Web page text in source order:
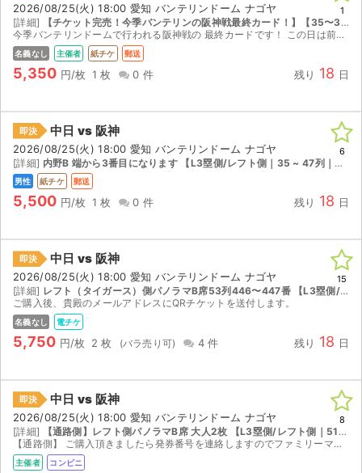
2026/08/25(火) 18:00 愛知 バンテリンドーム ナゴヤ
[詳細]
【チケット完売！今季バンテリンの阪神戦最終カード！】【35〜39列361〜363or372〜374】 【R1塁側/ライト側｜35 ~ 47列｜座席番号361 ~ 380】
今季バンテリンドームで行われる阪神戦の 最終カードです！ この日は前売りでチケットが完売しています。 ブロック前から5列以内！ 通路席から3席以内で移動も楽ちん！ どちらも応援できるので阪神ファ...
名義なし 主催者 紙チケ 郵送
5,350 円/枚 1 枚 0 件 残り 18 日
1
即決 中日 vs 阪神
2026/08/25(火) 18:00 愛知 バンテリンドーム ナゴヤ
[詳細] 内野B 端から3番目になります 【L3塁側/レフト側｜35 ~ 47列｜座席番号281 ~ 300】
男性 紙チケ 郵送
5,500 円/枚 1 枚 0 件 残り 18 日
6
即決 中日 vs 阪神
2026/08/25(火) 18:00 愛知 バンテリンドーム ナゴヤ
[詳細] レフト（タイガース）側パノラマB席53列446〜447番 【L3塁側/レフト側｜51 ~ 53列｜座席番号441 ~ 460】
ご購入後、貴殿のメールアドレスにQRチケットを送付します。
名義なし 電チケ
5,750 円/枚 2 枚 4 件 残り 18 日
15
即決 中日 vs 阪神
2026/08/25(火) 18:00 愛知 バンテリンドーム ナゴヤ
[詳細]
【通路側】レフト側パノラマB席 大人2枚 【L3塁側/レフト側｜51 ~ 53列｜座席番号521 ~ 540】
【通路側】 ご購入頂きましたら発券番号を連絡しますのでファミリーマートで発券をお願いします。発券手数料は無料です。
主催者 コンビニ
8